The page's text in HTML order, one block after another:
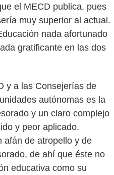
el MECD publica, pues
muy superior al actual.
nada afortunado
gratificante en las dos
y a las Consejerías de
autónomas es la
y un claro complejo
y peor aplicado.
afán de atropello y de
de ahí que éste no
educativa como su